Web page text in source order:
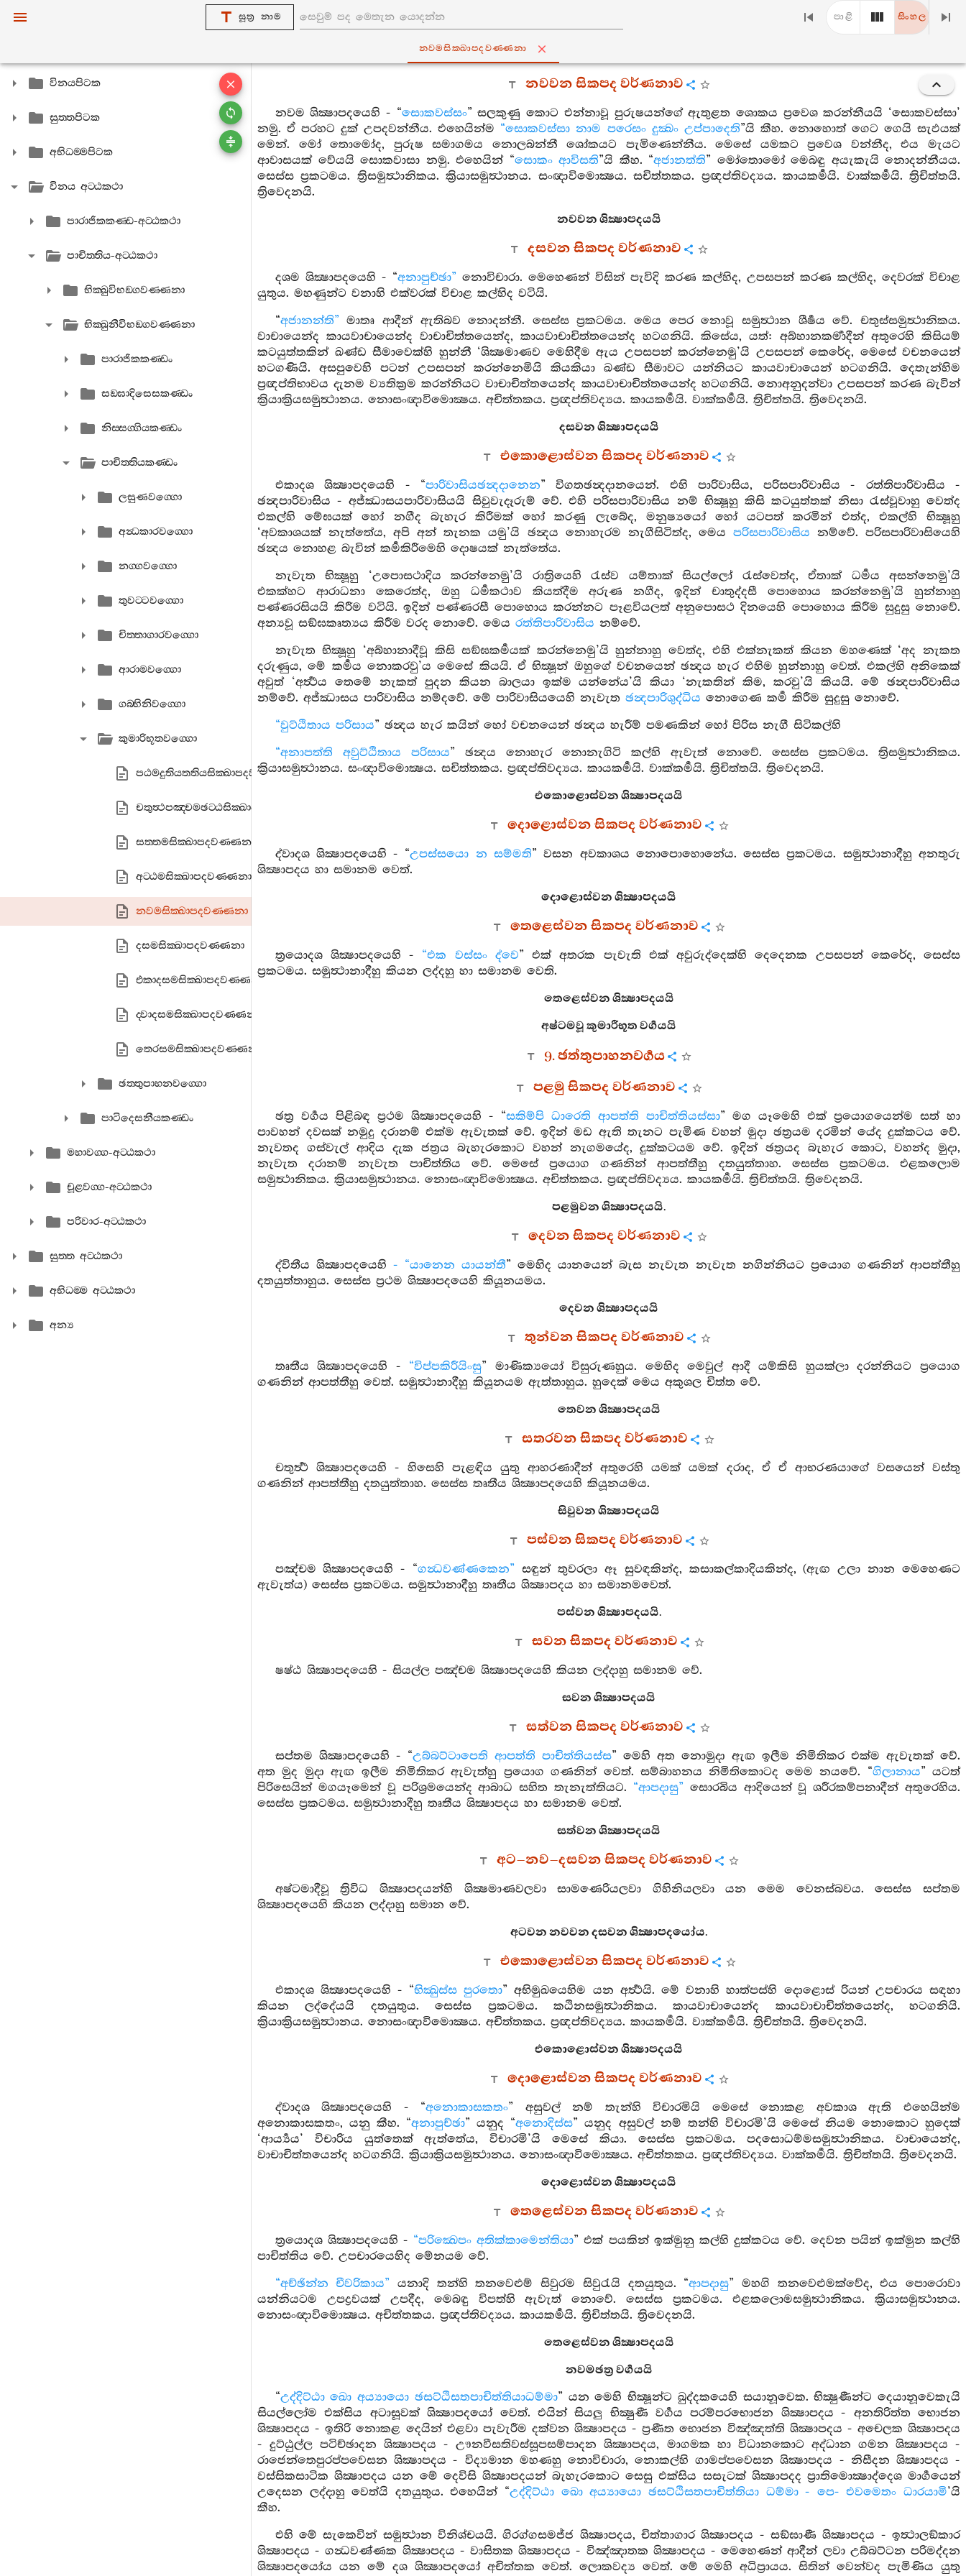
සූත්‍ර නාම පාළි සිංහල
නවමසික‍්ඛාපදවණ‍්ණනා
විනයපිටක
සුත‍්තපිටක
අභිධම‍්මපිටක
විනය අට‍්ඨකථා
පාරාජිකකණ‍්ඩ-අට‍්ඨකථා
පාචිත‍්තිය-අට‍්ඨකථා
භික‍්ඛුවිභඞ‍්ගවණ‍්ණනා
භික‍්ඛුනීවිභඞ‍්ගවණ‍්ණනා
පාරාජිකකණ‍්ඩං
සඞ‍්ඝාදිසෙසකණ‍්ඩං
නිස‍්සග‍්ගියකණ‍්ඩං
පාචිත‍්තියකණ‍්ඩං
ලසුණවග‍්ගො
අන්‍ධකාරවග‍්ගො
නග‍්ගවග‍්ගො
තුවට‍්ටවග‍්ගො
චිත‍්තාගාරවග‍්ගො
ආරාමවග‍්ගො
ගබ‍්භිනිවග‍්ගො
කුමාරිභූතවග‍්ගො
පඨමදුතියතතියසික‍්ඛාපදවණ‍්ණනා
චතුත්‍ථපඤ‍්චමඡට‍්ඨසික‍්ඛාපදවණ‍්ණනා
සත‍්තමසික‍්ඛාපදවණ‍්ණනා
අට‍්ඨමසික‍්ඛාපදවණ‍්ණනා
නවමසික‍්ඛාපදවණ‍්ණනා
දසමසික‍්ඛාපදවණ‍්ණනා
එකාදසමසික‍්ඛාපදවණ‍්ණනා
ද‍්වාදසමසික‍්ඛාපදවණ‍්ණනා
තෙරසමසික‍්ඛාපදවණ‍්ණනා
ඡත‍්තුපාහනවග‍්ගො
පාටිදෙසනීයකණ‍්ඩං
මහාවග‍්ග-අට‍්ඨකථා
චූළවග‍්ග-අට‍්ඨකථා
පරිවාර-අට‍්ඨකථා
සුත‍්ත අට‍්ඨකථා
අභිධම‍්ම අට‍්ඨකථා
අන්‍ය
නවවන සිකපද වර්ණනාව
නවම ශික්‍ෂාපදයෙහි - “සොකවස්සං” සලකුණු කොට එන්නාවූ පුරුෂයන්ගේ ඇතුළත ශොකය ප්‍රවෙශ කරන්නීයයි ‘සොකවස්සා’
නමු. ඒ පරහට දුක් උපදවන්නීය. එහෙයින්ම “සොකවස්සා නාම පරෙසං දුක්‍ඛං උප්පාදෙති”යි කීහ. නොහොත් ගෙට ගෙයි සැඵයක්
මෙන්. මෝ තොමෝද, පුරුෂ සමාගමය නොලබන්නී ශෝකයට පැමිණෙන්නීය. මෙසේ යමකට ප්‍රවෙශ වන්නීද, එය මැයට
ආවාසයක් වේයයි සොකවාසා නමු. එහෙයින් “සොකං ආවිසති”යි කීහ. “අජානත්ති” මෝතොමෝ මෙබඳු අයැකැයි නොදන්නීයය.
සෙස්ස ප්‍රකටමය. ත්‍රිසමුත්‍ථානිකය. ක්‍රියාසමුත්‍ථානය. සංඥාවිමොක්‍ෂය. සචිත්තකය. ප්‍රඥප්තිවද්‍යය. කායකර්‍මයි. වාක්කර්‍මයි. ත්‍රිචිත්තයි.
ත්‍රිවෙදනයි.
නවවන ශික්‍ෂාපදයයි
දසවන සිකපද වර්ණනාව
දශම ශික්‍ෂාපදයෙහි - “අනාපුච්ඡා” නොවිචාරා. මෙහෙණන් විසින් පැවිදි කරණ කල්හිද, උපසපන් කරණ කල්හිද, දෙවරක් විචාළ
යුතුය. මහණුන්ට වනාහි එක්වරක් විචාළ කල්හිද වටියි.
“අජානන්ති” මාතෘ ආදීන් ඇතිබව නොදන්නී. සෙස්ස ප්‍රකටමය. මෙය පෙර නොවූ සමුත්‍ථාන ශීර්‍ෂය වේ. චතුස්සමුත්‍ථානිකය.
වාචායෙන්ද කායවාචායෙන්ද වාචාචිත්තයෙන්ද, කායවාචාචිත්තයෙන්ද හටගනියි. කිසේය, යත්: අබ්හානකර්‍මාදීන් අතුරෙහි කිසියම්
කටයුත්තකින් ඛණ්ඩ සීමාවෙක්හි හුන්නී ‘ශික්‍ෂමාණව මෙහිදීම ඇය උපසපන් කරන්නෙමු’යි උපසපන් කෙරේද, මෙසේ වචනයෙන්
හටගණියි. අසපුවෙහි පටන් උපසපන් කරන්නෙමියි කියකියා ඛණ්ඩ සීමාවට යන්නියට කායවාචායෙන් හටගනියි. දෙතැන්හිම
ප්‍රඥප්තිභාවය දැනම ව්‍යතික්‍රම කරන්නියට වාචාචිත්තයෙන්ද කායවාචාචිත්තයෙන්ද හටගනියි. නොඅනුදන්වා උපසපන් කරණ බැවින්
ක්‍රියාක්‍රියසමුත්‍ථානය. නොසංඥාවිමොක්‍ෂය. අචිත්තකය. ප්‍රඥප්තිවද්‍යය. කායකර්‍මයි. වාක්කර්‍මයි. ත්‍රිචිත්තයි. ත්‍රිවෙදනයි.
දසවන ශික්‍ෂාපදයයි
එකොළොස්වන සිකපද වර්ණනාව
එකාදශ ශික්‍ෂාපදයෙහි - “පාරිවාසියඡන්‍දදානෙන” විගතඡන්‍දදානයෙන්. එහි පාරිවාසිය, පරිසපාරිවාසිය - රත්තිපාරිවාසිය -
ඡන්‍දපාරිවාසිය - අජ්ඣාසයපාරිවාසියයි සිවුවැදෑරුම් වේ. එහි පරිසපාරිවාසිය නම් භික්‍ෂූහු කිසි කටයුත්තක් නිසා රැස්වූවාහු වෙත්ද
එකල්හි මේඝයක් හෝ නගීද බැහැර කිරීමක් හෝ කරණු ලැබේද, මනුෂ්‍යයෝ හෝ යටපත් කරමින් එත්ද, එකල්හි භික්‍ෂූහු
‘අවකාශයක් නැත්තේය, අපි අන් තැනක යමු’යි ඡන්‍දය නොහැරම නැගීසිටිත්ද, මෙය පරිසපාරිවාසිය නම්වේ. පරිසපාරිවාසියෙහි
ඡන්‍දය නොහළ බැවින් කර්‍මකිරීමෙහි දොෂයක් නැත්තේය.
නැවැත භික්‍ෂූහු ‘උපොසථාදිය කරන්නෙමු’යි රාත්‍රියෙහි රැස්ව යම්තාක් සියල්ලෝ රැස්වෙත්ද, ඒතාක් ධර්‍මය අසන්නෙමු’යි
එකක්හට ආරාධනා කෙරෙත්ද, ඔහු ධර්‍මකථාව කියත්දීම අරුණ නගීද, ඉදින් චාතුද්දසී පොහොය කරන්නෙමු’යි හුන්නාහු
පණ්ණරසියයි කිරීම වටියි. ඉදින් පණ්ණරසී පොහොය කරන්නට පෑළවියලත් අනුපොසථ දිනයෙහි පොහොය කිරීම සුදුසු නොවේ.
අන්‍යවූ සඞ්ඝකෘත්‍යය කිරීම වරද නොවේ. මෙය රත්තිපාරිවාසිය නම්වේ.
නැවැත භික්‍ෂූහු ‘අබ්හානාදීවූ කිසි සඞ්ඝකර්‍මයක් කරන්නෙමු’යි හුන්නාහු වෙත්ද, එහි එක්නැකත් කියන මහණෙක් ‘අද නැකත
දරුණුය, මේ කර්‍මය නොකරවු’ය මෙසේ කියයි. ඒ භික්‍ෂූන් ඔහුගේ වචනයෙන් ඡන්‍දය හැර එහිම හුන්නාහු වෙත්. එකල්හි අනිකෙක්
අවුත් ‘අර්‍ත්‍ථය තෙමේ නැකත් පුදන කියන බාලයා ඉක්ම යන්නේය’යි කියා ‘නැකතින් කිම, කරවු’යි කියයි. මේ ඡන්‍දපාරිවාසිය
නම්වේ. අජ්ඣාසය පාරිවාසිය නම්දවේ. මේ පාරිවාසියයෙහි නැවැත ඡන්‍දපාරිශුද්ධිය නොගෙණ කර්‍ම කිරීම සුදුසු නොවේ.
“වුට්ඨිතාය පරිසාය” ඡන්‍දය හැර කයින් හෝ වචනයෙන් ඡන්‍දය හැරීම් පමණකින් හෝ පිරිස නැගී සිටිකල්හි
“අනාපත්ති අවුට්ඨිතාය පරිසාය” ඡන්‍දය නොහැර නොනැගිටි කල්හි ඇවැත් නොවේ. සෙස්ස ප්‍රකටමය. ත්‍රිසමුත්‍ථානිකය.
ක්‍රියාසමුත්‍ථානය. සංඥාවිමොක්‍ෂය. සචිත්තකය. ප්‍රඥප්තිවද්‍යය. කායකර්‍මයි. වාක්කර්‍මයි. ත්‍රිචිත්තයි. ත්‍රිවෙදනයි.
එකොළොස්වන ශික්‍ෂාපදයයි
දොළොස්වන සිකපද වර්ණනාව
ද්වාදශ ශික්‍ෂාපදයෙහි - “උපස්සයො න සම්මති” වසන අවකාශය නොපොහොනේය. සෙස්ස ප්‍රකටමය. සමුත්‍ථානාදීහු අනතුරු
ශික්‍ෂාපදය හා සමානම වෙත්.
දොළොස්වන ශික්‍ෂාපදයයි
තෙළෙස්වන සිකපද වර්ණනාව
ත්‍රයොදශ ශික්‍ෂාපදයෙහි - “එක වස්සං ද්වෙ” එක් අතරක පැවැති එක් අවුරුද්දෙක්හි දෙදෙනක උපසපන් කෙරේද, සෙස්ස
ප්‍රකටමය. සමුත්‍ථානාදීහු කියන ලද්දහු හා සමානම වෙති.
තෙළෙස්වන ශික්‍ෂාපදයයි
අෂ්ටමවූ කුමාරීභූත වර්‍ගයයි
9. ඡත්තුපාහනවර්‍ගය
පළමු සිකපද වර්ණනාව
ඡත්‍ර වර්‍ගය පිළිබඳ ප්‍රථම ශික්‍ෂාපදයෙහි - “සකිම්පි ධාරෙති ආපත්ති පාචිත්තියස්සා” මග යෑමෙහි එක් ප්‍රයොගයෙන්ම සත් හා
පාවහන් දවසක් නමුදු දරානම් එක්ම ඇවැතක් වේ. ඉදින් මඩ ඇති තැනට පැමිණ වහන් මුදා ඡත්‍රයම දරමින් යේද දුක්කටය වේ.
නැවතද ගස්වැල් ආදිය දැක ජත්‍රය බැහැරකොට වහන් නැගමයේද, දුක්කටයම වේ. ඉදින් ඡත්‍රයද බැහැර කොට, වහන්ද මුදා,
නැවැත දරානම් නැවැත පාචිත්තිය වේ. මෙසේ ප්‍රයොග ගණනින් ආපත්තීහු දතයුත්තාහ. සෙස්ස ප්‍රකටමය. එළකලොම
සමුත්‍ථානිකය. ක්‍රියාසමුත්‍ථානය. නොසංඥාවිමොක්‍ෂය. අචිත්තකය. ප්‍රඥප්තිවද්‍යය. කායකර්‍මයි. ත්‍රිචිත්තයි. ත්‍රිවෙදනයි.
පළමුවන ශික්‍ෂාපදයයි.
දෙවන සිකපද වර්ණනාව
ද්විතීය ශික්‍ෂාපදයෙහි - “යානෙන යායන්තී” මෙහිද යානයෙන් බැස නැවැත නැවැත නගින්නියට ප්‍රයොග ගණනින් ආපත්තීහු
දතයුත්තාහුය. සෙස්ස ප්‍රථම ශික්‍ෂාපදයෙහි කියූනයමය.
දෙවන ශික්‍ෂාපදයයි
තුන්වන සිකපද වර්ණනාව
තෘතීය ශික්‍ෂාපදයෙහි - “විප්පකිරීයිංසු” මාණික්‍යයෝ විසුරුණහුය. මෙහිද මෙවුල් ආදී යම්කිසි හුයක්ලා දරන්නියට ප්‍රයොග
ගණනින් ආපත්තීහු වෙත්. සමුත්‍ථානාදීහු කියූනයම ඇත්තාහුය. හුදෙක් මෙය අකුශල චිත්ත වේ.
තෙවන ශික්‍ෂාපදයයි
සතරවන සිකපද වර්ණනාව
චතුර්‍ත්‍ථ ශික්‍ෂාපදයෙහි - හිසෙහි පැළඳිය යුතු ආහරණාදීන් අතුරෙහි යමක් යමක් දරාද, ඒ ඒ ආභරණයාගේ වසයෙන් වස්තු
ගණනින් ආපත්තීහු දතයුත්තාහ. සෙස්ස තෘතීය ශික්‍ෂාපදයෙහි කියූනයමය.
සිවුවන ශික්‍ෂාපදයයි
පස්වන සිකපද වර්ණනාව
පඤ්චම ශික්‍ෂාපදයෙහි - “ගන්‍ධවණ්ණකෙන” සඳුන් තුවරලා ඈ සුවඳකින්ද, කසාකල්කාදියකින්ද, (ඇඟ උලා නාන මෙහෙණට
ඇවැත්ය) සෙස්ස ප්‍රකටමය. සමුත්‍ථානාදීහු තෘතීය ශික්‍ෂාපදය හා සමානමවෙත්.
පස්වන ශික්‍ෂාපදයයි.
සවන සිකපද වර්ණනාව
ෂෂ්ඨ ශික්‍ෂාපදයෙහි - සියල්ල පඤ්චම ශික්‍ෂාපදයෙහි කියන ලද්දාහු සමානම වේ.
සවන ශික්‍ෂාපදයයි
සත්වන සිකපද වර්ණනාව
සප්තම ශික්‍ෂාපදයෙහි - “උබ්බට්ටාපෙති ආපත්ති පාචිත්තියස්ස” මෙහි අත නොමුදා ඇඟ ඉලීම නිමිතිකර එක්ම ඇවැතක් වේ.
අත මුද මුදා ඇඟ ඉලීම නිමිතිකර ඇවැත්හු ප්‍රයොග ගණනින් වෙත්. සම්බාහනය නිමිතිකොටද මෙම නයවේ. “ගිලානාය” යටත්
පිරිසෙයින් මගයෑමෙන් වූ පරිශ්‍රමයෙන්ද ආබාධ සහිත තැනැත්තියට. “ආපදාසු” සොරබිය ආදියෙන් වූ ශරීරකම්පනාදීන් අතුරෙහිය.
සෙස්ස ප්‍රකටමය. සමුත්‍ථානාදීහු තෘතීය ශික්‍ෂාපදය හා සමානම වෙත්.
සත්වන ශික්‍ෂාපදයයි
අට–නව–දසවන සිකපද වර්ණනාව
අෂ්ටමාදීවූ ත්‍රිවිධ ශික්‍ෂාපදයන්හි ශික්‍ෂමාණවලවා සාමණෙරියලවා ගිහිනියලවා යන මෙම වෙනස්බවය. සෙස්ස සප්තම
ශික්‍ෂාපදයෙහි කියන ලද්දාහු සමාන වේ.
අටවන නවවන දසවන ශික්‍ෂාපදයෝය.
එකොළොස්වන සිකපද වර්ණනාව
එකාදශ ශික්‍ෂාපදයෙහි - “භික්‍ඛුස්ස පුරතො” අභිමුඛයෙහිම යන අර්‍ත්‍ථයි. මේ වනාහි හාත්පස්හි දොළොස් රියන් උපචාරය සඳහා
කියන ලද්දේයයි දතයුතුය. සෙස්ස ප්‍රකටමය. කඨිනසමුත්‍ථානිකය. කායවාචායෙන්ද කායවාචාචිත්තයෙන්ද, හටගනියි.
ක්‍රියාක්‍රියසමුත්‍ථානය. නොසංඥාවිමොක්‍ෂය. අචිත්තකය. ප්‍රඥප්තිවද්‍යය. කායකර්‍මයි. වාක්කර්‍මයි. ත්‍රිචිත්තයි. ත්‍රිවෙදනයි.
එකොළොස්වන ශික්‍ෂාපදයයි
දොළොස්වන සිකපද වර්ණනාව
ද්වාදශ ශික්‍ෂාපදයෙහි - “අනොකාසකතං” අසුවල් නම් තැන්හි විචාරමියි මෙසේ නොකළ අවකාශ ඇති එහෙයින්ම
අනොකාසකතං, යනු කීහ. “අනාපුච්ඡා” යනුද “අනොදිස්ස” යනුද අසුවල් නම් තන්හි විචාරමි’යි මෙසේ නියම නොකොට හුදෙක්
‘ආර්‍ය්‍යය’ විචාරිය යුත්තෙක් ඇත්තේය, විචාරමි’යි මෙසේ කියා. සෙස්ස ප්‍රකටමය. පදසොධම්මසමුත්‍ථානිකය. වාචායෙන්ද,
වාචාචිත්තයෙන්ද හටගනියි. ක්‍රියාක්‍රියසමුත්‍ථානය. නොසංඥාවිමොක්‍ෂය. අචිත්තකය. ප්‍රඥප්තිවද්‍යය. වාක්කර්‍මයි. ත්‍රිචිත්තයි. ත්‍රිවෙදනයි.
දොළොස්වන ශික්‍ෂාපදයයි
තෙළෙස්වන සිකපද වර්ණනාව
ත්‍රයොදශ ශික්‍ෂාපදයෙහි - “පරික්‍ඛෙපං අතික්කාමෙන්තියා” එක් පයකින් ඉක්මුනු කල්හි දුක්කටය වේ. දෙවන පයින් ඉක්මුන කල්හි
පාචිත්තිය වේ. උපචාරයෙහිද මේනයම වේ.
“අච්ඡින්න චීවරිකාය” යනාදි තන්හි තනවෙළුම් සිවුරම සිවුරැයි දතයුතුය. “ආපදාසු” මහගි තනවෙළුමක්වේද, එය පොරොවා
යන්නියටම උපද්‍රවයක් උපදීද, මෙබඳු විපත්හි ඇවැත් නොවේ. සෙස්ස ප්‍රකටමය. එළකලොමසමුත්‍ථානිකය. ක්‍රියාසමුත්‍ථානය.
නොසංඥාවිමොක්‍ෂය. අචිත්තකය. ප්‍රඥප්තිවද්‍යය. කායකර්‍මයි. ත්‍රිචිත්තයි. ත්‍රිවෙදනයි.
තෙළෙස්වන ශික්‍ෂාපදයයි
නවමඡත්‍ර වර්‍ගයයි
“උද්දිට්ඨා ඛො අය්‍යායො ඡසට්ඨිසතපාචිත්තියාධම්මා” යන මෙහි භික්‍ෂූන්ට ඛුද්දකයෙහි සයානූවෙක. භික්‍ෂුණීන්ට දෙයානූවෙකැයි
සියල්ලෝම එක්සිය අටාසූවක් ශික්‍ෂාපදයෝ වෙත්. එයින් සියලු භික්‍ෂුණී වර්‍ගය පරම්පරභොජන ශික්‍ෂාපදය - අනතිරිත්ත භොජන
ශික්‍ෂාපදය - ඉතිරි නොකළ දෙයින් එළවා පැවැරීම දක්වන ශික්‍ෂාපදය - ප්‍රණීත භොජන විඤ්ඤත්ති ශික්‍ෂාපදය - අචෙලක ශික්‍ෂාපදය
- දුට්ඨුල්ල පටිච්ඡාදන ශික්‍ෂාපදය - ඌනවීසතිවස්සූපසම්පාදන ශික්‍ෂාපදය, මාගමක හා විධානකොට අද්ධාන ගමන ශික්‍ෂාපදය -
රාජෙන්තෙපුරප්පවෙසන ශික්‍ෂාපදය - විද්‍යමාන මහණහු නොවිචාරා, නොකල්හි ගාමප්පවෙසන ශික්‍ෂාපදය - නිසීදන ශික්‍ෂාපදය -
වස්සිකසාටික ශික්‍ෂාපදය යන මේ දෙවිසි ශික්‍ෂාපදයන් බැහැරකොට සෙසු එක්සිය සසැටක් ශික්‍ෂාපදද ප්‍රාතිමොක්‍ෂාද්දෙශ මාර්‍ගයෙන්
උදෙසන ලද්දාහු වෙත්යි දතයුතුය. එහෙයින් “උද්දිට්ඨා ඛො අය්‍යායො ඡසට්ඨිසතපාචිත්තියා ධම්මා - පෙ- එවමෙතං ධාරයාමි’යි
කීහ.
එහි මේ සැකෙවින් සමුත්‍ථාන විනිශ්චයයි. ගිරග්ගසමජ්ජ ශික්‍ෂාපදය, චිත්තාගාර ශික්‍ෂාපදය - සඞ්ඝාණී ශික්‍ෂාපදය - ඉත්‍ථාලඞ්කාර
ශික්‍ෂාපදය - ගන්‍ධවණ්ණක ශික්‍ෂාපදය - වාසිතක ශික්‍ෂාපදය - විඤ්ඤාතක ශික්‍ෂාපදය - මෙහෙණන් ආදීන් ලවා උබ්බට්ටන පරිමද්දන
ශික්‍ෂාපදයෝය යන මේ දශ ශික්‍ෂාපදයෝ අචිත්තක වෙත්. ලොකවද්‍ය වෙත්. මේ මෙහි අධිප්‍රායය. සිතින් වෙන්වද පැමිණිය යුතු